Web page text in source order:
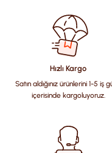
konularda yetersiz
kullanarak tarafımıza
Görüş ve önerileriniz için
Ürün resmi kalitesiz,
Ürün açıklamasında
Ürün bilgilerinde
Ürün fiyatı diğer
Hızlı Kargo
Satın aldığınız ürünlerini 1-5 iş
içerisinde kargoluyoruz.